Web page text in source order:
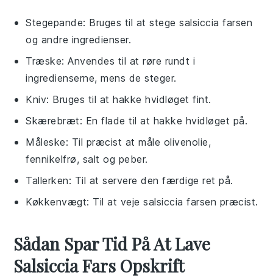
Stegepande: Bruges til at stege salsiccia farsen
og andre ingredienser.
Træske: Anvendes til at røre rundt i
ingredienserne, mens de steger.
Kniv: Bruges til at hakke hvidløget fint.
Skærebræt: En flade til at hakke hvidløget på.
Måleske: Til præcist at måle olivenolie,
fennikelfrø, salt og peber.
Tallerken: Til at servere den færdige ret på.
Køkkenvægt: Til at veje salsiccia farsen præcist.
Sådan Spar Tid På At Lave
Salsiccia Fars Opskrift